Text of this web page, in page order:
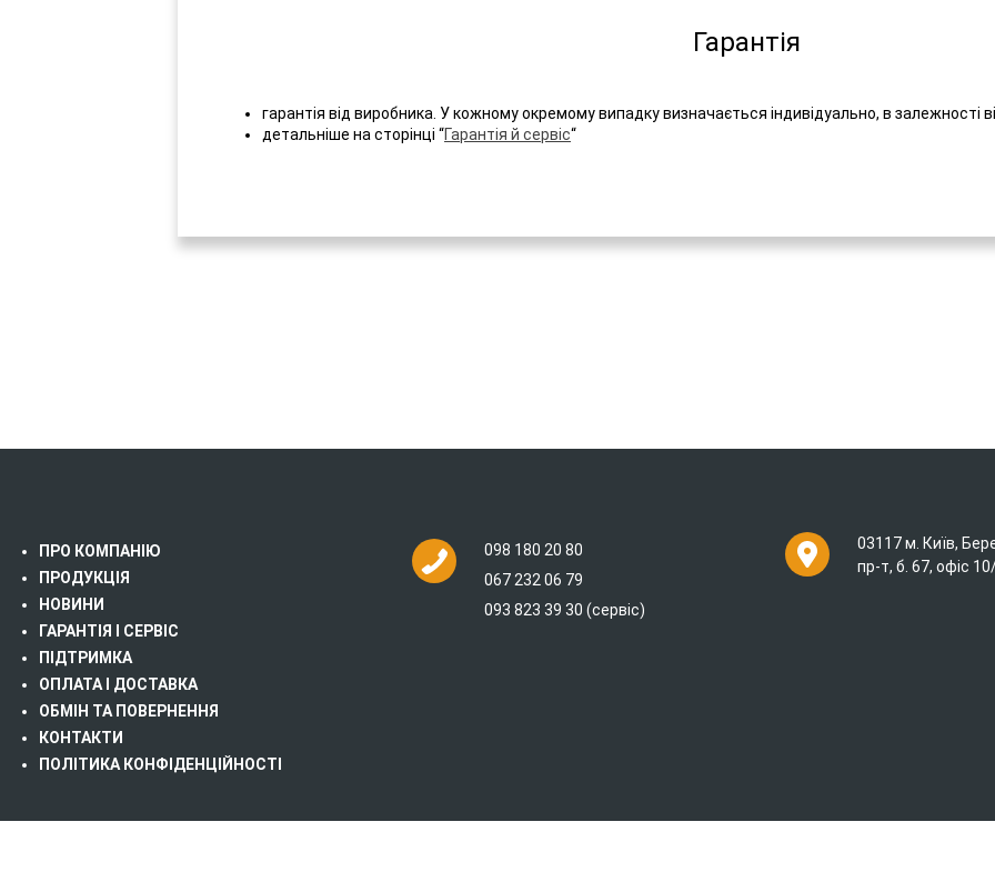
Гарантія
гарантія від виробника. У кожному окремому випадку визначається індивідуально, в залежності
детальніше на сторінці “Гарантія й сервіс“
ПРО КОМПАНІЮ
ПРОДУКЦІЯ
НОВИНИ
ГАРАНТІЯ І СЕРВІС
ПІДТРИМКА
ОПЛАТА І ДОСТАВКА
ОБМІН ТА ПОВЕРНЕННЯ
КОНТАКТИ
ПОЛІТИКА КОНФІДЕНЦІЙНОСТІ
098 180 20 80
067 232 06 79
093 823 39 30 (сервіс)
03117 м. Київ,
пр-т, б. 67, офіс